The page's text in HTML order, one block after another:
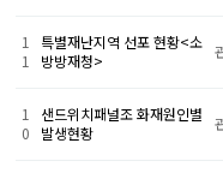
1
1
특별재난지역 선포 현황<소
방방재청>
1
0
샌드위치패널조 화재원인별
발생현황